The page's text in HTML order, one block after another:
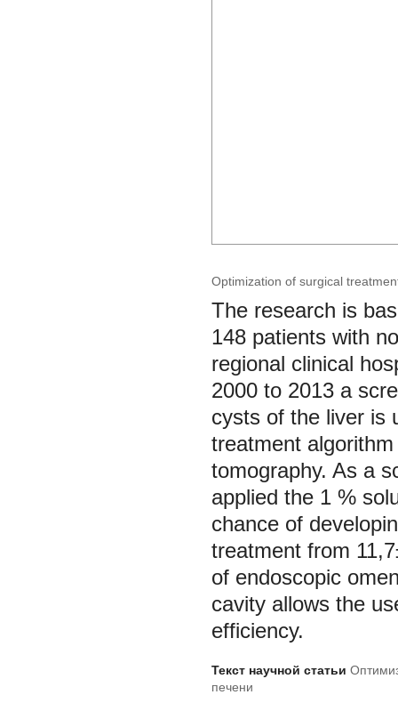
Optimization of surgical
The research is
148 patients with
regional clinical
2000 to 2013 a
cysts of the liver is
treatment
tomography. As a
applied the 1 %
chance of
treatment from
of endoscopic
cavity allows the
efficiency.
Текст научной статьи
печени